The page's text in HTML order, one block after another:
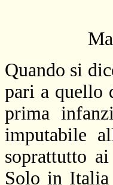
Quando si
pari a quello
prima
imputabile
soprattutto
Solo in Italia